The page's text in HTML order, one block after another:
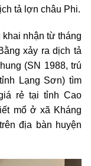
tả lợn châu Phi.
nhận từ tháng
xảy ra dịch tả
(SN 1988, trú
Lạng Sơn) tìm
rẻ tại tỉnh Cao
mổ ở xã Kháng
địa bàn huyện